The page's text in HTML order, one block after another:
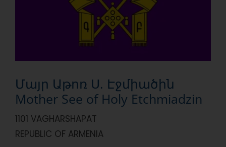
Մայր Աթոռ Ս. Էջմիածին
Mother See of Holy Etchmiadzin
1101 VAGHARSHAPAT
REPUBLIC OF ARMENIA